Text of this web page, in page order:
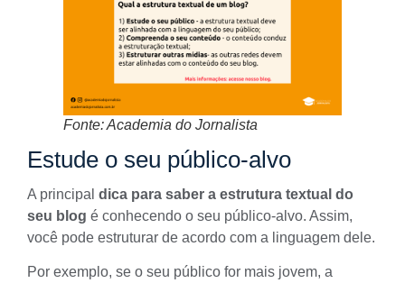
Fonte: Academia do Jornalista
Estude o seu público-alvo
A principal dica para saber a estrutura textual do
seu blog é conhecendo o seu público-alvo. Assim,
você pode estruturar de acordo com a linguagem dele.
Por exemplo, se o seu público for mais jovem, a